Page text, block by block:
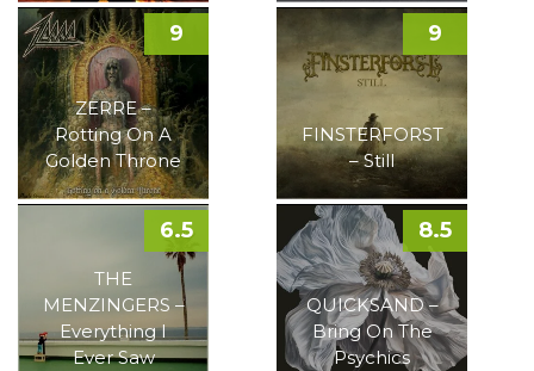
ZERRE –
Rotting On A
Golden Throne
9
FINSTERFORST
– Still
9
THE
MENZINGERS –
Everything I
Ever Saw
6.5
QUICKSAND –
Bring On The
Psychics
8.5